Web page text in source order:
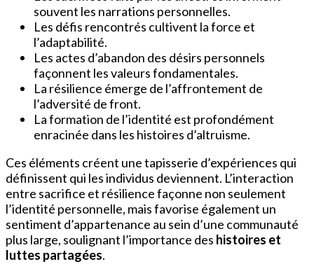
souvent les narrations personnelles.
Les défis rencontrés cultivent la force et
l’adaptabilité.
Les actes d’abandon des désirs personnels
façonnent les valeurs fondamentales.
La résilience émerge de l’affrontement de
l’adversité de front.
La formation de l’identité est profondément
enracinée dans les histoires d’altruisme.
Ces éléments créent une tapisserie d’expériences qui
définissent qui les individus deviennent. L’interaction
entre sacrifice et résilience façonne non seulement
l’identité personnelle, mais favorise également un
sentiment d’appartenance au sein d’une communauté
plus large, soulignant l’importance des histoires et
luttes partagées.